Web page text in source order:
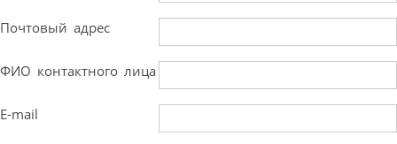
Почтовый адрес
ФИО контактного лица
E-mail